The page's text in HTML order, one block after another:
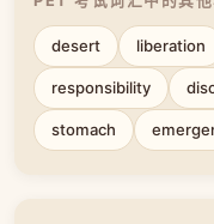
desert liberation
responsibility
stomach